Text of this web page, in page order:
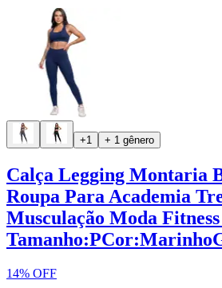
+1 + 1 gênero
Calça Legging Montaria
Roupa Para Academia
Musculação Moda
14% OFF